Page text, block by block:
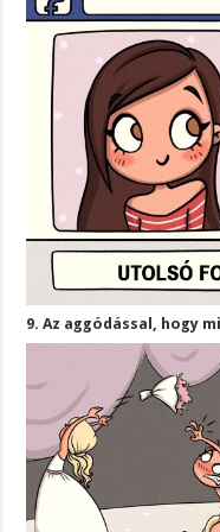
9. Az aggódással, hogy